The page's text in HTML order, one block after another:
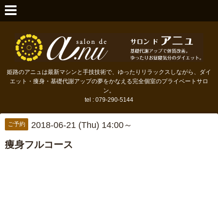
姫路のアニュは最新マシンと手技技術で、ゆったりリラックスしながら、ダイ
エット・痩身・基礎代謝アップの夢をかなえる完全個室のプライベートサロ
ン。
tel : 079-290-5144
ご予約 2018-06-21 (Thu) 14:00～
痩身フルコース